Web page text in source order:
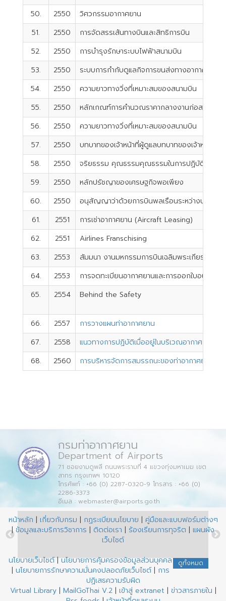
50.
2550
วิศวกรรมอากาศยาน
51.
2550
การจัดสรรเส้นทางบินและสิทธิการบิน
52.
2550
การบำรุงรักษาระบบไฟฟ้าสนามบิน
53.
2550
ระบบการกำกับดูแลกิจการขนส่งทางอากาศ
54.
2550
ความยาวทางวิ่งที่เหมาะสมของสนามบิน
55.
2550
หลักเกณฑ์การคำนวณราคากลางงานก่อสร้าง
56.
2550
ความยาวทางวิ่งที่เหมาะสมของสนามบิน
57.
2550
บทบาทของเจ้าหน้าที่ผู้ดูแลบทบาทของเจ้าหน้าที่
58.
2550
จริยธรรม คุณธรรมคุณธรรมในการปฏิบัติงานใน
59.
2550
หลักปรัชญาของเศรษฐกิจพอเพียง
60.
2550
อนุสัญญาว่าด้วยการบินพลเรือนระหว่างประเทศ
61.
2551
การเช่าอากาศยาน (Aircraft Leasing)
62.
2551
Airlines Franschising
63.
2553
สัมมนา งานมหกรรมการบินเฉลิมพระเกียรติ
64.
2553
การจดทะเบียนอากาศยานและการออกใบอนุญา
65.
2554 Behind the Safety
66. 2557
การวางแผนท่าอากาศยาน
67.
2558
แนวทางการปฏิบัติเมื่ออยู่ในบริเวณอากาศยานปร
68.
2560 การบริหารจัดการสมรรถนะของท่าอากาศยาน
กรมท่าอากาศยาน
Department of Airports
71 ซอยงามดูพลี ถนนพระรามที่ 4 แขวงทุ่งมหาเมฆ เขต
สาทร กรุงเทพฯ 10120
โทรศัพท์ : +66 (0) 2287-0320-9 โทรสาร : +66 (0)
2286-3373
อีเมล : webmaster@airports.go.th
ดูทั้งหมด
หน้าหลัก | เกี่ยวกับกรม | กฏระเบียบนโยบาย | คู่มือและแบบฟอร์มต่างๆ
|ข้อมูลและบริการวิชาการ | ติดต่อเรา | ร้องเรียนการทุจริต | แผนผัง
เว็บไซต์
นโยบายเว็บไซต์|นโยบายการคุ้มครองข้อมูลส่วนบุคคล
| นโยบายการรักษาความมั่นคงปลอดภัยเว็บไซต์| การ
ปฏิเสธความรับผิด
Virtual Library| MailGoThai V.2| เข้าสู่ extranet | ข่าวสารภายใน |